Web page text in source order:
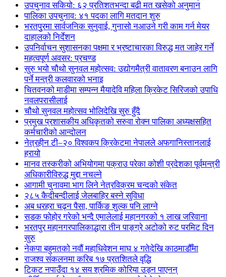
उपचुनाव सकियो: ६२ प्रतिशतभन्दा बढी मत खसेको अनुमान
पालिका उपचुनाव: ४१ पदका लागि मतदान शुरु
भरतपुुरमा सार्वजनिक सुनुवाई, गुनासो नआउने गरी काम गर्न मेयर
दाहालको निर्देशन
उपनिर्वाचन सुशासनका पक्षमा र भ्रष्टाचारका विरुद्ध मत जाहेर गर्ने
महत्वपूर्ण अवसर: प्रचण्ड
सुरु भयो चौथो सुनवल महोत्सव: उद्योगमैत्री वातावरण बनाउन लागि
पर्ने मन्त्री कलवारको भनाइ
चितवनको माडीमा सम्पन्न मैयादेवि महिला क्रिकेट सिरिजको उपाधि
नवलपरासीलाई
चौथो सुनवल महोत्सव भोलिदेखि सुरु हुँदै
प्रमुख प्रशासकीय अधिकृतको सरुवा रोक्न पालिका अध्यक्षसहित
कर्मचारीको आन्दोलन
नेत्रहीन टी–२० विश्वकप क्रिकेटमा नेपालले अफगानिस्तानलाई
हरायो
मानव तस्करीको अभियोगमा पक्राउ परेका कोशी प्रदेशका पूर्वमन्त्री
अधिकारीविरुद्ध मुद्दा नचल्ने
आगामी चुनावमा भाग लिने नेत्रविक्रम चन्दको संकेत
२८५ कैदीबन्दीलाई जेलबाहिर बस्ने सुविधा
अब धरहरा चढ्न पैसा, पार्किङ शुल्क पनि लाग्ने
सडक फोहोर गरेको भन्दै एमालेलाई महानगरको १ लाख जरिवाना
भरतपुर महानगरपालिकाद्धारा तीन पाङ्ग्रे अटोको रुट परमिट दिन
सुरु
नेकपा बहुमतको नवौं महाधिवेशन माघ ४ गतेदेखि काठमाडौँमा
राजश्व संकलनमा करिब १७ प्रतशितले वृद्धि
टिकट नपाउँदा १४ सय श्रमिक कोरिया उड्न पाएनन्